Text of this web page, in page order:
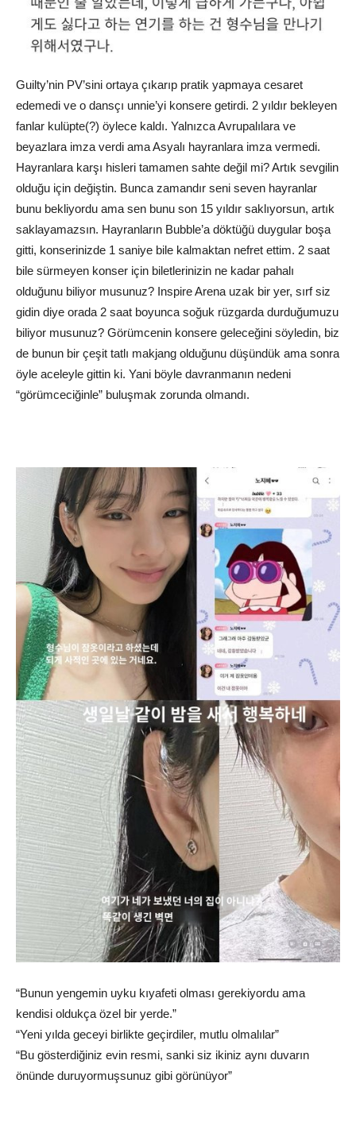
Guilty’nin PV’sini ortaya çıkarıp pratik yapmaya cesaret
edemedi ve o dansçı unnie’yi konsere getirdi. 2 yıldır bekleyen
fanlar kulüpte(?) öylece kaldı. Yalnızca Avrupalılara ve
beyazlara imza verdi ama Asyalı hayranlara imza vermedi.
Hayranlara karşı hisleri tamamen sahte değil mi? Artık sevgilin
olduğu için değiştin. Bunca zamandır seni seven hayranlar
bunu bekliyordu ama sen bunu son 15 yıldır saklıyorsun, artık
saklayamazsın. Hayranların Bubble’a döktüğü duygular boşa
gitti, konserinizde 1 saniye bile kalmaktan nefret ettim. 2 saat
bile sürmeyen konser için biletlerinizin ne kadar pahalı
olduğunu biliyor musunuz? Inspire Arena uzak bir yer, sırf siz
gidin diye orada 2 saat boyunca soğuk rüzgarda durduğumuzu
biliyor musunuz? Görümcenin konsere geleceğini söyledin, biz
de bunun bir çeşit tatlı makjang olduğunu düşündük ama sonra
öyle aceleyle gittin ki. Yani böyle davranmanın nedeni
“görümceciğinle” buluşmak zorunda olmandı.
“Bunun yengemin uyku kıyafeti olması gerekiyordu ama
kendisi oldukça özel bir yerde.”
“Yeni yılda geceyi birlikte geçirdiler, mutlu olmalılar”
“Bu gösterdiğiniz evin resmi, sanki siz ikiniz aynı duvarın
önünde duruyormuşsunuz gibi görünüyor”